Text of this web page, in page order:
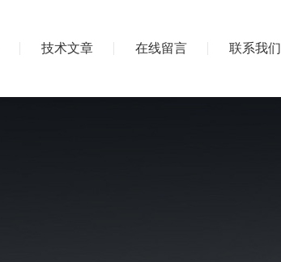
技术文章 在线留言 联系我们